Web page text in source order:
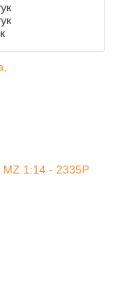
MZ 1:14 - 2335P